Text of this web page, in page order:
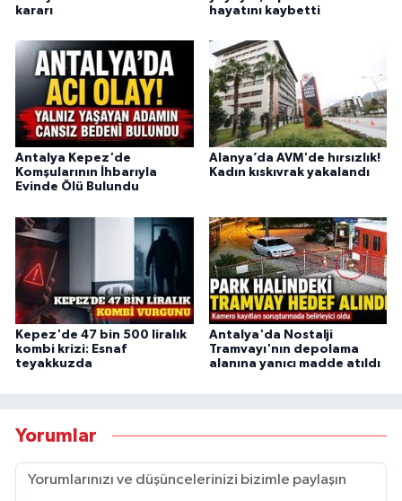
kararı
hayatını kaybetti
Antalya Kepez'de
Komşularının İhbarıyla
Evinde Ölü Bulundu
Alanya’da AVM'de hırsızlık!
Kadın kıskıvrak yakalandı
Kepez'de 47 bin 500 liralık
kombi krizi: Esnaf
teyakkuzda
Antalya'da Nostalji
Tramvayı'nın depolama
alanına yanıcı madde atıldı
Yorumlar